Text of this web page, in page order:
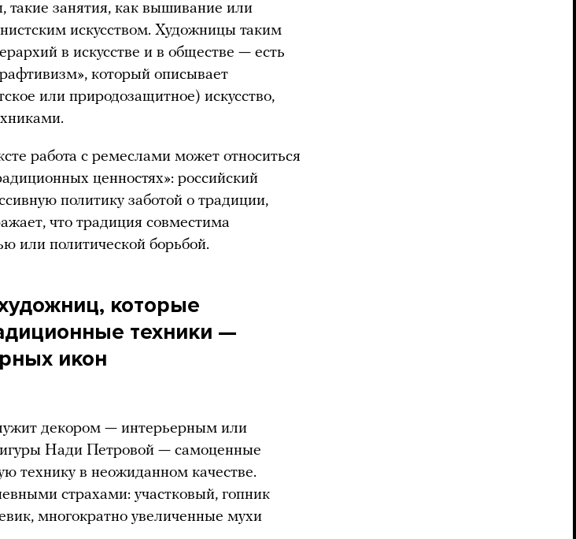
такие занятия, как вышивание или
искусством. Художницы таким
в искусстве и в обществе — есть
который описывает
или природозащитное) искусство,
работа с ремеслами может относиться
ценностях»: российский
политику заботой о традиции,
что традиция совместима
или политической борьбой.
которые
техники —
икон
декором — интерьерным или
Нади Петровой — самоценные
технику в неожиданном качестве.
страхами: участковый, гопник
многократно увеличенные мухи